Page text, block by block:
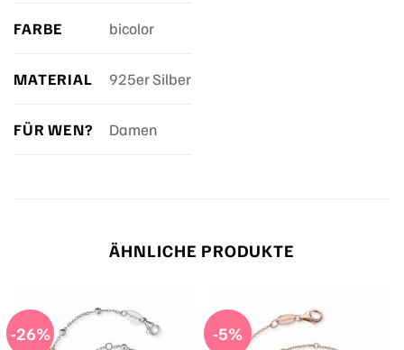
FARBE bicolor
MATERIAL 925er Silber
FÜR WEN? Damen
ÄHNLICHE PRODUKTE
-26% -5%